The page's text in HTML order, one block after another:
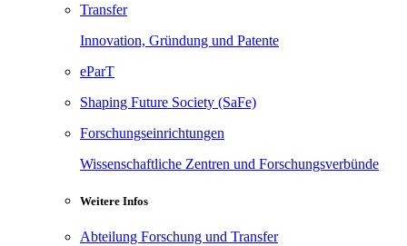
Transfer
Innovation, Gründung und Patente
eParT
Shaping Future Society (SaFe)
Forschungseinrichtungen
Wissenschaftliche Zentren und Forschungsverbünde
Weitere Infos
Abteilung Forschung und Transfer